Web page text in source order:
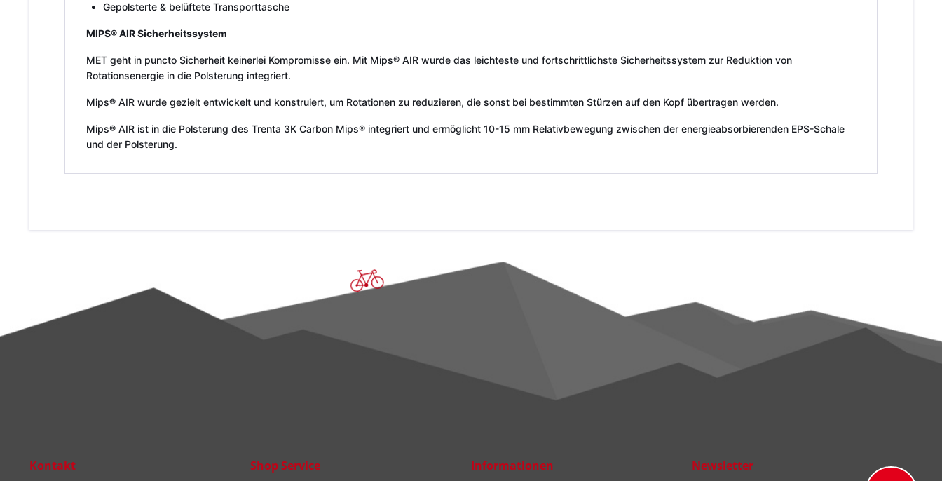
Gepolsterte & belüftete Transporttasche
MIPS® AIR Sicherheitssystem
MET geht in puncto Sicherheit keinerlei Kompromisse ein. Mit Mips® AIR wurde das leichteste und fortschrittlichste Sicherheitssystem zur Reduktion von
Rotationsenergie in die Polsterung integriert.
Mips® AIR wurde gezielt entwickelt und konstruiert, um Rotationen zu reduzieren, die sonst bei bestimmten Stürzen auf den Kopf übertragen werden.
Mips® AIR ist in die Polsterung des Trenta 3K Carbon Mips® integriert und ermöglicht 10-15 mm Relativbewegung zwischen der energieabsorbierenden EPS-Schale
und der Polsterung.
Kontakt Shop Service Informationen Newsletter